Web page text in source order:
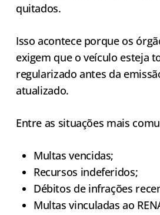
quitados.
Isso acontece porque os
exigem que o veículo esteja
regularizado antes da
atualizado.
Entre as situações mais
Multas vencidas;
Recursos indeferidos;
Débitos de infrações
Multas vinculadas ao